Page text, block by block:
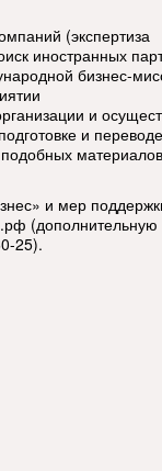
(экспертиза
иностранных
бизнес-
и
и переводе
и мер
25).